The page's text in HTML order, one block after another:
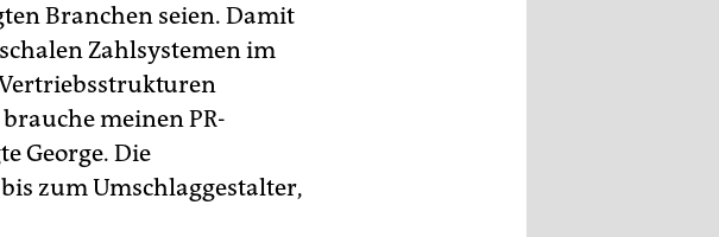
Branchen seien. Damit
Zahlsystemen im
meinen PR-
George. Die
zum Umschlaggestalter,